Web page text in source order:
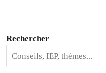
Rechercher